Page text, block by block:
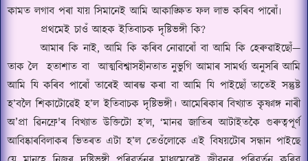
কামত লগাব পৰা যায় সিমানেই আমি আকাঙ্ক্ষিত ফল লাভ কৰিব পাৰোঁ৷
প্ৰথমেই চাওঁ আহক ইতিবাচক দৃষ্টিভঙ্গী কি?
আমাৰ কি নাই,আমি কি কৰিব নোৱাৰোঁ বা আমি কি হেৰুৱাইছোঁ—
তাক লৈ হতাশাত বা আত্মবিশ্বাসহীনতাত নুভুগি আমাৰ সামৰ্থ্য অনুসৰি আমি
আমি যি কৰিব পাৰোঁ তাৰেই আৰম্ভ কৰা বা আমি যি পাইছোঁ তাতেই সন্তুষ্ট
হ’বলৈ শিকাটোৱেই হ’ল ইতিবাচক দৃষ্টিভঙ্গী। আমেৰিকাৰ বিখ্যাত কৃষ্ণাঙ্গ নাৰী
অ’প্ৰা ৱিনফ্রে'ৰ বিখ্যাত উক্তিটো হ’ল, ‘মানৱ জাতিৰ আটাইতকৈ গুৰুত্বপূৰ্ণ
আবিষ্কাৰবিলাকৰ ভিতৰত এটা হ’ল তেওঁলোকে এই বিষয়টোৰ সন্ধান পাইছে